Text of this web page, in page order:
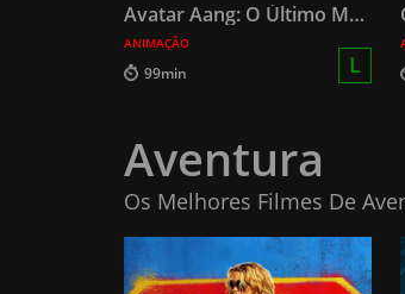
Avatar Aang: O Último Mestre do Ar
ANIMAÇÃO
99min L
Aventura
Os Melhores Filmes De